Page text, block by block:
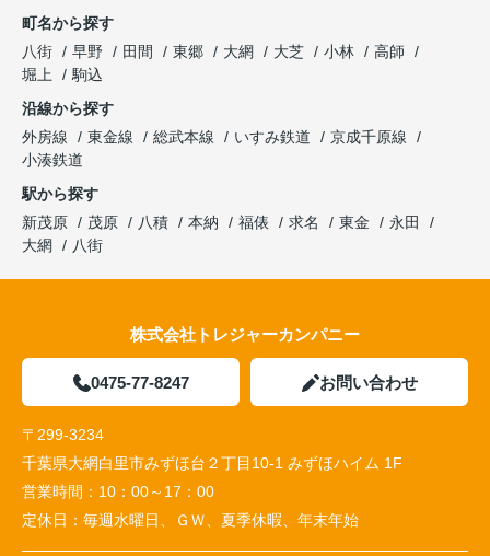
町名から探す
八街
早野 田間 東郷 大網 大芝 小林
高師
堀上
駒込
沿線から探す
外房線
東金線 総武本線 いすみ鉄道
京成千原線
小湊鉄道
駅から探す
新茂原
茂原 八積 本納 福俵 求名 東金
永田
大網
八街
株式会社トレジャーカンパニー
0475-77-8247 お問い合わせ
〒299-3234
千葉県大網白里市みずほ台２丁目10-1 みずほハイム 1F
営業時間： 10：00～17：00
定休日： 毎週水曜日、ＧＷ、夏季休暇、年末年始